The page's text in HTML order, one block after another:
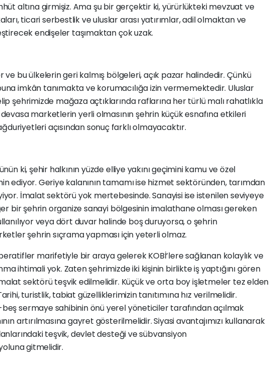
altına girmişiz. Ama şu bir gerçektir ki, yürürlükteki mevzuat ve
ticari serbestlik ve uluslar arası yatırımlar, adil olmaktan ve
endişeler taşımaktan çok uzak.
bu ülkelerin geri kalmış bölgeleri, açık pazar halindedir. Çünkü
imkân tanımakta ve korumacılığa izin vermemektedir. Uluslar
şehrimizde mağaza açtıklarında raflarına her türlü malı rahatlıkla
marketlerin yerli olmasının şehrin küçük esnafına etkileri
açısından sonuç farklı olmayacaktır.
ki, şehir halkının yüzde elliye yakını geçimini kamu ve özel
ediyor. Geriye kalanının tamamı ise hizmet sektöründen, tarımdan
İmalat sektörü yok mertebesinde. Sanayisi ise istenilen seviyeye
bir şehrin organize sanayi bölgesinin imalathane olması gereken
veya dört duvar halinde boş duruyorsa, o şehrin
şehrin sıçrama yapması için yeterli olmaz.
marifetiyle bir araya gelerek KOBİ’lere sağlanan kolaylık ve
ihtimali yok. Zaten şehrimizde iki kişinin birlikte iş yaptığını gören
sektörü teşvik edilmelidir. Küçük ve orta boy işletmeler tez elden
turistlik, tabiat güzelliklerimizin tanıtımına hız verilmelidir.
sermaye sahibinin önü yerel yöneticiler tarafından açılmak
artırılmasına gayret gösterilmelidir. Siyasi avantajımızı kullanarak
teşvik, devlet desteği ve sübvansiyon
gitmelidir.